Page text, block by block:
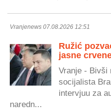
Vranjenews 07.08.2026 12:51
Ružić
jasne
Vranje - Bivši
socijalista
intervjuu za
naredn...